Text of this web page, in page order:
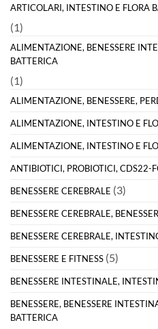
ARTICOLARI, INTESTINO E FLORA
(1)
ALIMENTAZIONE, BENESSERE
BATTERICA
(1)
ALIMENTAZIONE, BENESSERE,
ALIMENTAZIONE, INTESTINO E
ALIMENTAZIONE, INTESTINO E
ANTIBIOTICI, PROBIOTICI, CDS22-
BENESSERE CEREBRALE (3)
BENESSERE CEREBRALE,
BENESSERE CEREBRALE,
BENESSERE E FITNESS (5)
BENESSERE INTESTINALE,
BENESSERE, BENESSERE
BATTERICA